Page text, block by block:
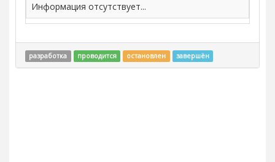
Информация отсутствует...
разработка проводится остановлен завершён